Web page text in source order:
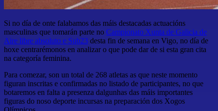
Si no día de onte falabamos das máis destacadas actuacións
masculinas que tomarán parte no Campionato Xunta de Galicia de
Aire libre absoluto e Sub23 desta fin de semana en Vigo, no día de
hoxe centrarémonos en analizar o que pode dar de si esta gran cita
na categoría feminina.
Para comezar, son un total de 268 atletas as que neste momento
figuran inscritas e confirmadas no listado de participantes, no que
botaremos en falta a presenza dalgunhas das máis importantes
figuras do noso deporte incursas na preparación dos Xogos